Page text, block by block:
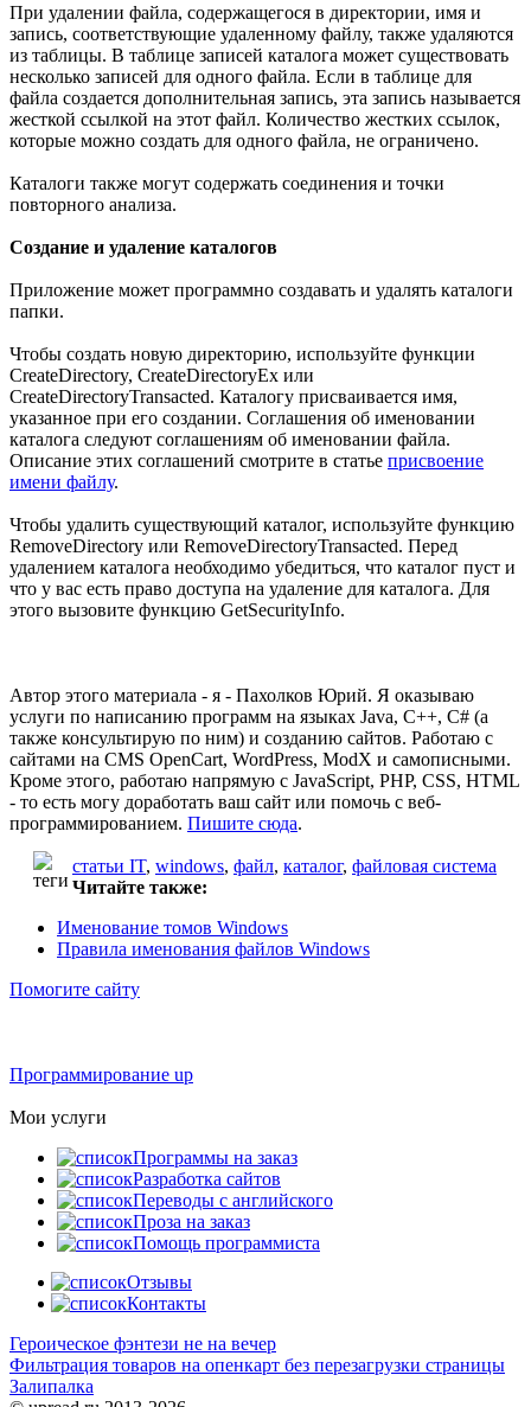
При удалении файла, содержащегося в директории, имя и
запись, соответствующие удаленному файлу, также удаляются
из таблицы. В таблице записей каталога может существовать
несколько записей для одного файла. Если в таблице для
файла создается дополнительная запись, эта запись называется
жесткой ссылкой на этот файл. Количество жестких ссылок,
которые можно создать для одного файла, не ограничено.
Каталоги также могут содержать соединения и точки
повторного анализа.
Создание и удаление каталогов
Приложение может программно создавать и удалять каталоги
папки.
Чтобы создать новую директорию, используйте функции
CreateDirectory, CreateDirectoryEx или
CreateDirectoryTransacted. Каталогу присваивается имя,
указанное при его создании. Соглашения об именовании
каталога следуют соглашениям об именовании файла.
Описание этих соглашений смотрите в статье присвоение
имени файлу.
Чтобы удалить существующий каталог, используйте функцию
RemoveDirectory или RemoveDirectoryTransacted. Перед
удалением каталога необходимо убедиться, что каталог пуст и
что у вас есть право доступа на удаление для каталога. Для
этого вызовите функцию GetSecurityInfo.
Автор этого материала - я - Пахолков Юрий. Я оказываю
услуги по написанию программ на языках Java, C++, C# (а
также консультирую по ним) и созданию сайтов. Работаю с
сайтами на CMS OpenCart, WordPress, ModX и самописными.
Кроме этого, работаю напрямую с JavaScript, PHP, CSS, HTML
- то есть могу доработать ваш сайт или помочь с веб-
программированием. Пишите сюда.
статьи IT, windows, файл, каталог, файловая система
Читайте также:
Именование томов Windows
Правила именования файлов Windows
Помогите сайту
Программирование up
Мои услуги
Программы на заказ
Разработка сайтов
Переводы с английского
Проза на заказ
Помощь программиста
Отзывы
Контакты
Героическое фэнтези не на вечер
Фильтрация товаров на опенкарт без перезагрузки страницы
Залипалка